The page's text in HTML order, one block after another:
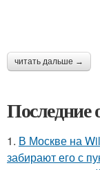
читать дальше →
Последние
1. В Москве на
забирают его с